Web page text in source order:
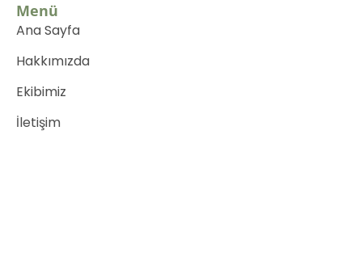
Menü
Ana Sayfa
Hakkımızda
Ekibimiz
İletişim